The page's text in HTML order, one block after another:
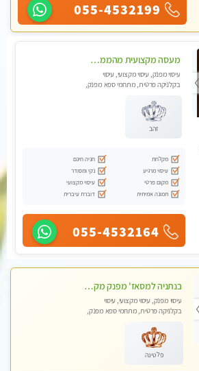
055-4532199
מעסה מקצועית מהממת ובלתי נשכחת !!!! מזמינה למפגש בלתי נשכח !!!
עיסוי מפנק, עיסוי מקצועי, עיסוי
בקלניקה פרטית, מתחמי ספא מפנק,
זהב
מקלחת
חניה חינם
עיסוי מרגיע
נקי ומסודר
מקום פרטי
עיסוי מקצועי
תמונה אמיתית
דוברת עיברית
055-4532164
בנתניה למסאז' מפנק מקצועי מרגיע ומשחרר את כל הגוף!- ללא מין!
עיסוי מפנק, עיסוי מקצועי, עיסוי
בקלניקה פרטית, מתחמי ספא מפנק,
פלטינה